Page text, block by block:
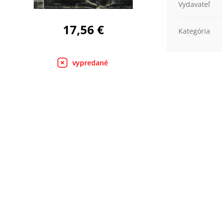
17,56 €
vypredané
Vydavateľ
Kategória